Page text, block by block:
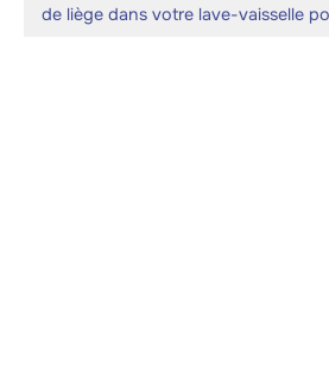
de liège dans votre lave-vaisselle